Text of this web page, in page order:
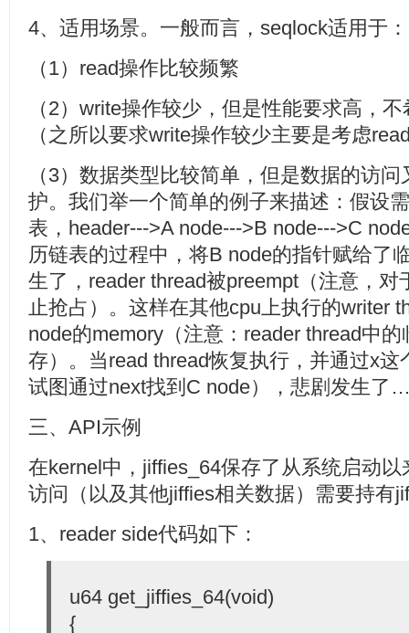
4、适用场景。一般而言，seqlock适用于：
（1）read操作比较频繁
（2）write操作较少，但是性能要求高，
（之所以要求write操作较少主要是考虑
（3）数据类型比较简单，但是数据的访
护。我们举一个简单的例子来描述：假设
表，header--->A node--->B node--->C
历链表的过程中，将B node的指针赋给了
生了，reader thread被preempt（注意，
止抢占）。这样在其他cpu上执行的writer
node的memory（注意：reader thread中
存）。当read thread恢复执行，并通过x
试图通过next找到C node），悲剧发生
三、API示例
在kernel中，jiffies_64保存了从系统启动
访问（以及其他jiffies相关数据）需要持有
1、reader side代码如下：
u64 get_jiffies_64(void)
{